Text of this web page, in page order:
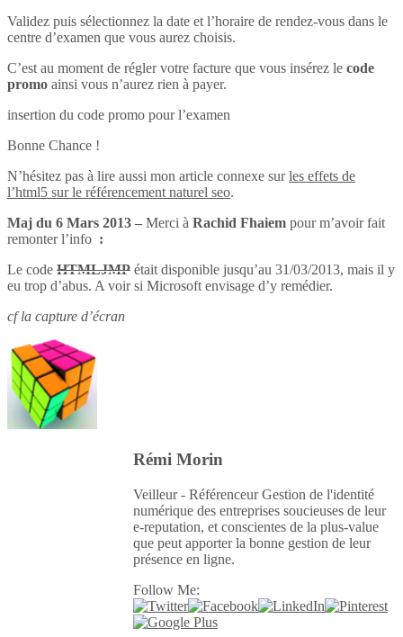
Validez puis sélectionnez la date et l’horaire de rendez-vous dans le
centre d’examen que vous aurez choisis.
C’est au moment de régler votre facture que vous insérez le code
promo ainsi vous n’aurez rien à payer.
insertion du code promo pour l’examen
Bonne Chance !
N’hésitez pas à lire aussi mon article connexe surles effets de
l’html5 sur le référencement naturel seo.
Maj du 6 Mars 2013 – Merci à Rachid Fhaiem pour m’avoir fait
remonter l’info :
Le code HTMLJMP était disponible jusqu’au 31/03/2013, mais il y
eu trop d’abus. A voir si Microsoft envisage d’y remédier.
cf la capture d’écran
Rémi Morin
Veilleur - Référenceur Gestion de l'identité
numérique des entreprises soucieuses de leur
e-reputation, et conscientes de la plus-value
que peut apporter la bonne gestion de leur
présence en ligne.
Follow Me: